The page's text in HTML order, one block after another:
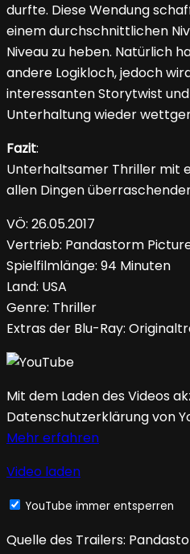
durfte. Diese Wendung
einem durchschnittlichen
Niveau zu heben. Natürlich
andere Logikloch, jedoch
interessanten Storytwist
Unterhaltung wieder
Fazit:
Unterhaltsamer Thriller mit
allen Dingen
VÖ: 26.05.2017
Vertrieb: Pandastorm
Spielfilmlänge: 94 Minuten
Land: USA
Genre: Thriller
Extras der Blu-Ray:
Mit dem Laden des Videos
Datenschutzerklärung von
Mehr erfahren
Video laden
YouTube immer entsperren
Quelle des Trailers: